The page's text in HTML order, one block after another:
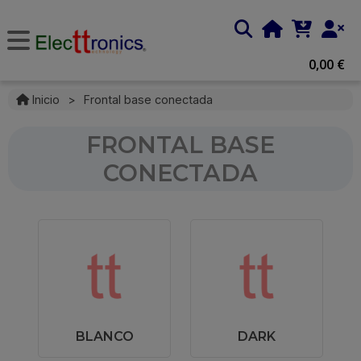
0,00 €
Inicio > Frontal base conectada
FRONTAL BASE
CONECTADA
BLANCO DARK